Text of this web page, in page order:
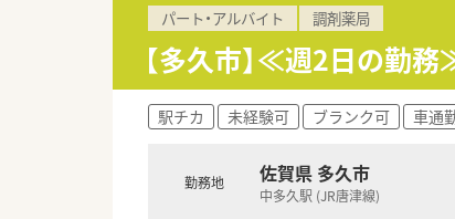
【募集背景と求める人物像に
■今後のさらなる体制強化
■実務能力の高さよりもお
■地域医療への貢献を目指
【法人特徴について】
■総合病院の門前店舗の
■薬剤師だけでなく管理
パート・アルバイト 調剤薬局
【多久市】≪週2日の勤
駅チカ 未経験可 ブランク可 車通
勤務地 佐賀県 多久市
中多久駅 (JR唐津線)